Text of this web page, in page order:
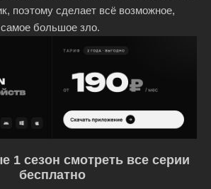
поэтому сделает всё возможное,
большое зло.
1 сезон смотреть все серии
бесплатно